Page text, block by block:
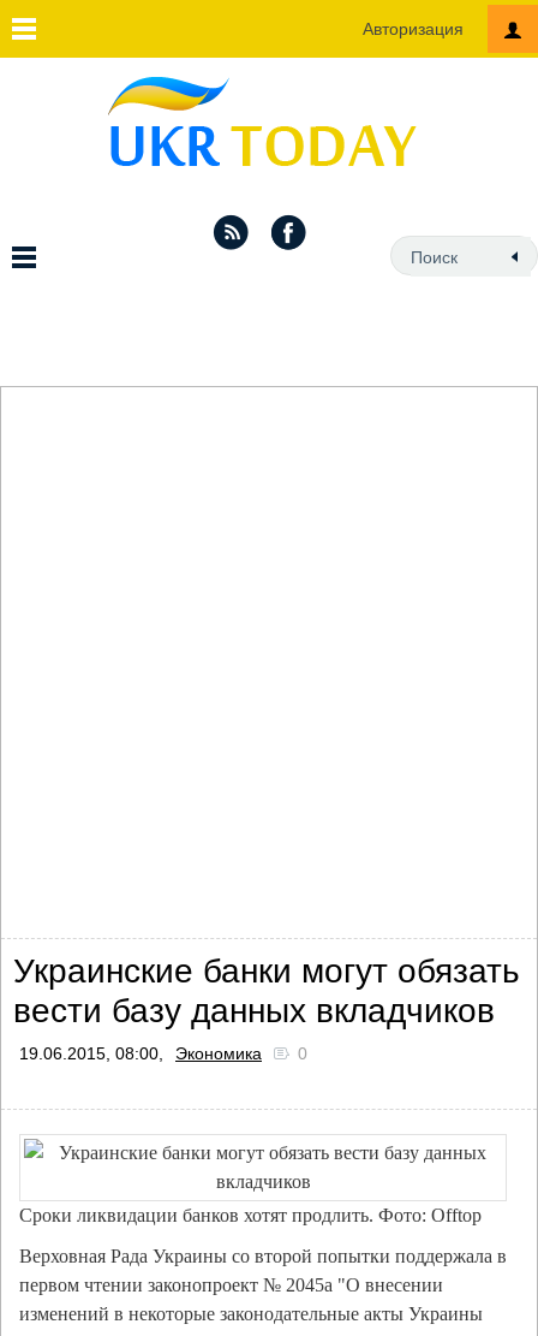
Авторизация
Украинские банки могут обязать
вести базу данных вкладчиков
19.06.2015, 08:00, Экономика 0
Сроки ликвидации банков хотят продлить. Фото: Offtop
Верховная Рада Украины со второй попытки поддержала в
первом чтении законопроект № 2045а "О внесении
изменений в некоторые законодательные акты Украины